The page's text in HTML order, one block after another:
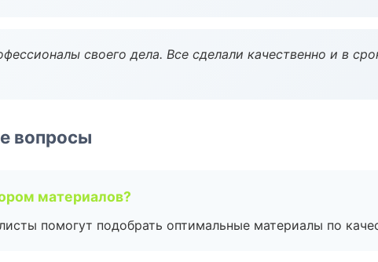
своего дела. Все сделали качественно и в
вопросы
материалов?
помогут подобрать оптимальные материалы по